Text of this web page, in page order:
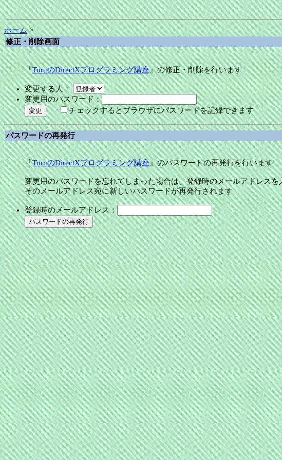
ホーム>
修正・削除画面
『ToruのDirectXプログラミング講座』の修正・削除を行います
変更する人：
変更用のパスワード：
チェックするとブラウザにパスワードを記録できます
パスワードの再発行
『ToruのDirectXプログラミング講座』のパスワードの再発行を行います
変更用のパスワードを忘れてしまった場合は、登録時のメールアドレスを
そのメールアドレス宛に新しいパスワードが再発行されます
登録時のメールアドレス：